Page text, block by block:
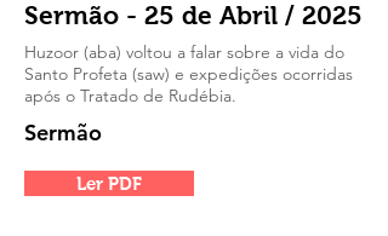
Sermão - 25 de Abril / 2025
Huzoor (aba) voltou a falar sobre a vida do
Santo Profeta (saw) e expedições ocorridas
após o Tratado de Rudébia.
Sermão
Ler PDF